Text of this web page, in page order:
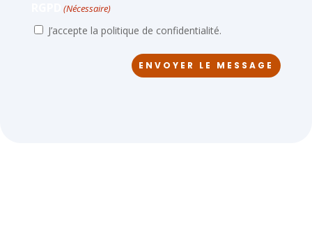
slash
(Nécessaire)
J’accepte la politique de confidentialité.